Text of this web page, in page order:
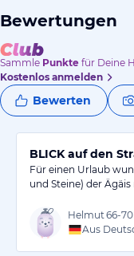
Bewertungen
Sammle Punkte für Deine
Kostenlos anmelden
Bewerten
BLICK auf den
Für einen Urlaub
und Steine) der Ägäis
Helmut 66-70
Aus